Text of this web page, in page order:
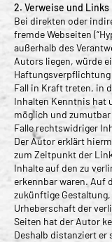
2. Verweise und Links
Bei direkten oder
fremde Webseiten
außerhalb des
Autors liegen, würde
Fall in Kraft treten, in
Inhalten Kenntnis hat
möglich und
Falle rechtswidriger
Der Autor erklärt
zum Zeitpunkt der
Inhalte auf den zu
erkennbar waren. Auf
zukünftige
Urheberschaft der
Seiten hat der Autor
Deshalb distanziert er